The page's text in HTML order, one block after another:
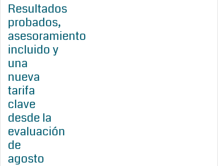
Resultados
probados,
asesoramiento
incluido y
una
nueva
tarifa
clave
desde la
evaluación
de
agosto